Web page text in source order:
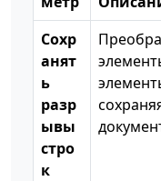
Сохр
анят
ь
разр
ывы
стро
к